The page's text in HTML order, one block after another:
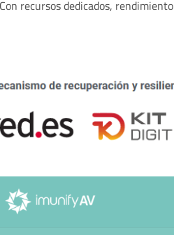
recursos dedicados, rendimiento